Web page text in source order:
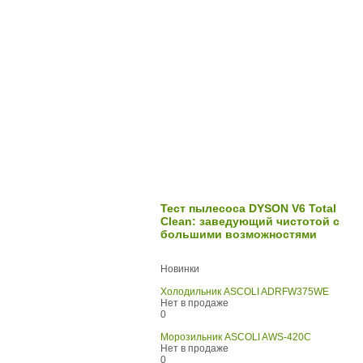
Тест пылесоса DYSON V6 Total
Clean: заведующий чистотой с
большими возможностями
Новинки
Холодильник ASCOLI ADRFW375WE
Нет в продаже
0
Морозильник ASCOLI AWS-420C
Нет в продаже
0